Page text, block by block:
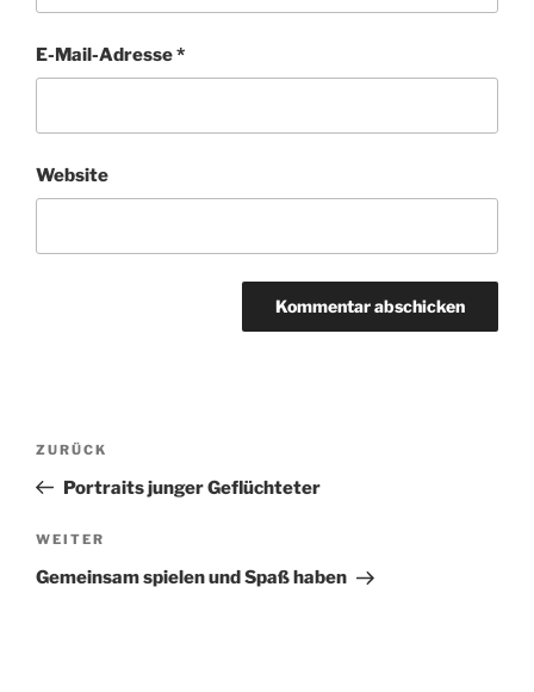
E-Mail-Adresse*
Website
Beitragsnavigation
Vorheriger
Beitrag
ZURÜCK
Portraits junger Geflüchteter
Nächster
Beitrag
WEITER
Gemeinsam spielen und Spaß haben